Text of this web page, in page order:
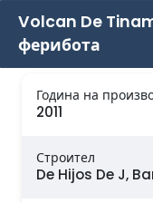
Volcan De
ферибота
Година на
2011
Строител
De Hijos De J,